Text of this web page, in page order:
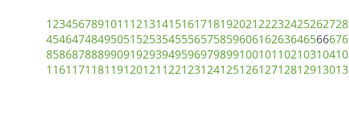
1234567891011 1213141516171819202122232425262728
4546474849505152535455565758596061626364656667
858687888990919293949596979899100101 102103104
116117118119120121 122123124125126127128129130